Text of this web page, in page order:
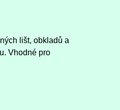
lišt, obkladů a
Vhodné pro